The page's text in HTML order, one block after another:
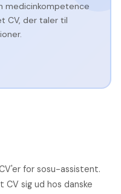
medicinkompetence
CV, der taler til
for sosu-assistent.
CV sig ud hos danske